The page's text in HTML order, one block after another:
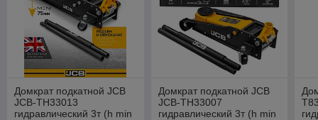
Домкрат подкатной JCB
JCB-TH33013
гидравлический 3т (h min
Домкрат подкатной JCB
JCB-TH33007
гидравлический 3т (h min